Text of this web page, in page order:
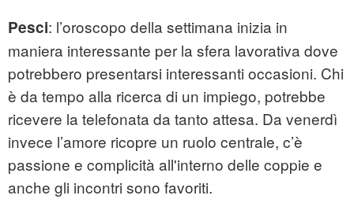
Pesci: l’oroscopo della settimana inizia in
maniera interessante per la sfera lavorativa dove
potrebbero presentarsi interessanti occasioni. Chi
è da tempo alla ricerca di un impiego, potrebbe
ricevere la telefonata da tanto attesa. Da venerdì
invece l’amore ricopre un ruolo centrale, c’è
passione e complicità all'interno delle coppie e
anche gli incontri sono favoriti.